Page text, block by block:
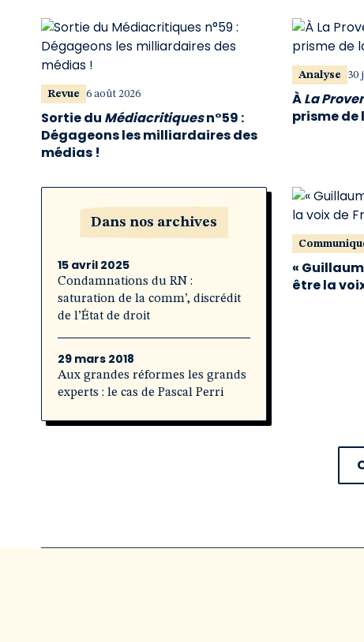
Revue 6 août 2026
Sortie du Médiacritiquesn°59 :
Dégageons les milliardaires des
médias !
Analyse 30
ÀLa
prisme de
Dans nos archives
15 avril 2025
Condamnations du RN :
saturation de la comm’, discrédit
de l’État de droit
29 mars 2018
Aux grandes réformes les grands
experts : le cas de Pascal Perri
«
être la